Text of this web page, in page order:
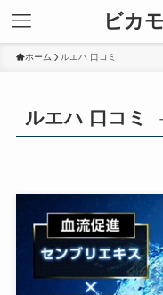
ビカ
ホーム ルエハ 口コミ
ルエハ 口コミ